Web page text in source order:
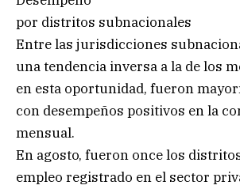
por distritos subnacionales
Entre las jurisdicciones
una tendencia inversa a la de los
en esta oportunidad, fueron
con desempeños positivos en la
mensual.
En agosto, fueron once los
empleo registrado en el sector